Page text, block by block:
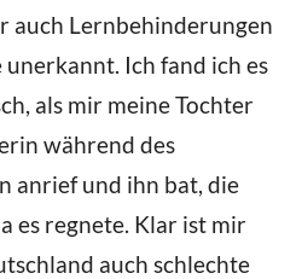
auch Lernbehinderungen
Ich fand ich es
als mir meine Tochter
während des
anrief und ihn bat, die
es regnete. Klar ist mir
auch schlechte